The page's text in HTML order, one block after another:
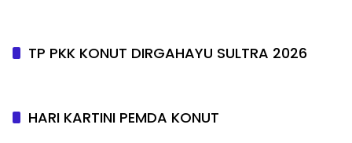
TP PKK KONUT DIRGAHAYU SULTRA 2026
HARI KARTINI PEMDA KONUT